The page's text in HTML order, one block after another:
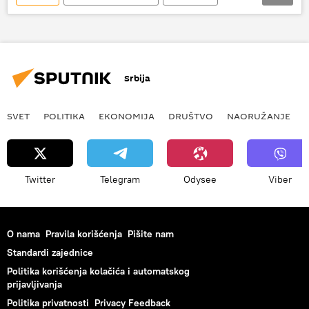
Srbija
Siniša Ubović
pomoć
Srbija
SVET POLITIKA EKONOMIJA DRUŠTVO NAORUŽANJE
Twitter Telegram Odysee Viber
O nama Pravila korišćenja Pišite nam
Standardi zajednice
Politika korišćenja kolačića i automatskog
prijavljivanja
Politika privatnosti Privacy Feedback